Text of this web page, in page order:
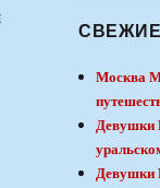
Москва
Девушки
Девушки